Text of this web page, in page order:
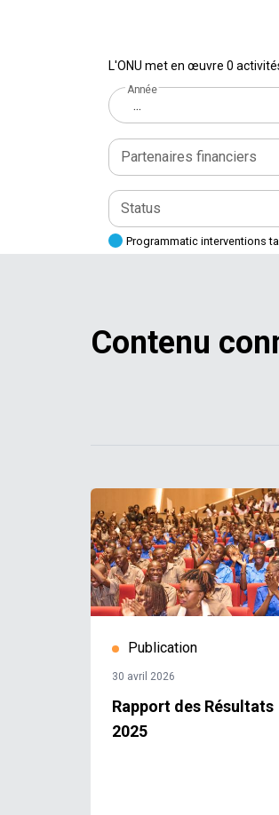
L'ONU met en œuvre 0
Année
...
Partenaires financiers
Status
Programmatic interventions
Contenu
Publication
30 avril 2026
Rapport des Résultats
2025